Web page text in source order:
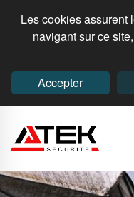
Les cookies assurent
navigant sur ce
Accepter